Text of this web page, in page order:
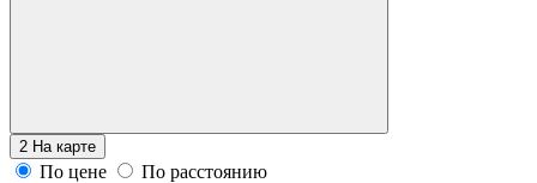
2 На карте
По цене
По расстоянию